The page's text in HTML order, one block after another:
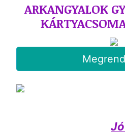
ARKANGYALOK